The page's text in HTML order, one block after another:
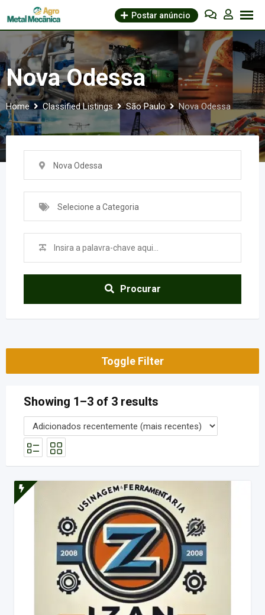
to
Postar anúncio
Nova Odessa
Home Classified Listings São Paulo Nova Odessa
Nova Odessa
Selecione a Categoria
Procurar
Toggle Filter
Showing 1–3 of 3 results